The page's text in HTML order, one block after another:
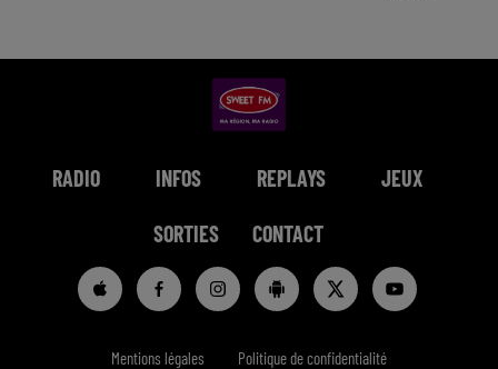
RADIO INFOS REPLAYS JEUX
SORTIES CONTACT
Mentions légales Politique de confidentialité